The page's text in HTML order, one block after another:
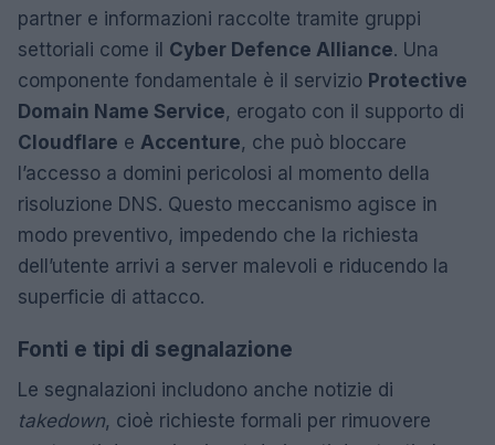
partner e informazioni raccolte tramite gruppi
settoriali come il Cyber Defence Alliance. Una
componente fondamentale è il servizio Protective
Domain Name Service, erogato con il supporto di
Cloudflare e Accenture, che può bloccare
l’accesso a domini pericolosi al momento della
risoluzione DNS. Questo meccanismo agisce in
modo preventivo, impedendo che la richiesta
dell’utente arrivi a server malevoli e riducendo la
superficie di attacco.
Fonti e tipi di segnalazione
Le segnalazioni includono anche notizie di
takedown, cioè richieste formali per rimuovere